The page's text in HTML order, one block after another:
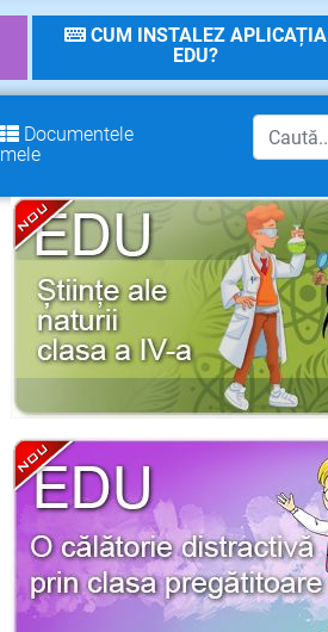
CUM INSTALEZ APLICAȚIA
EDU?
Documentele
mele